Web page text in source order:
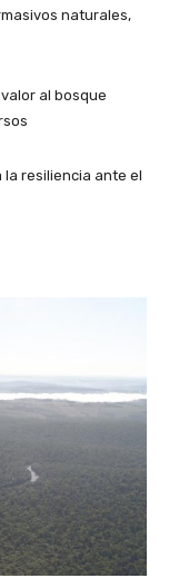
naturales,
al bosque
resiliencia ante el